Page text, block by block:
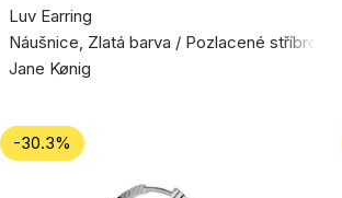
Luv Earring
Náušnice, Zlatá barva / Pozlacené stříbro 925
Jane Kønig
-30.3%